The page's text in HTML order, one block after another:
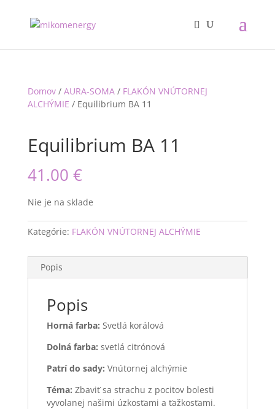
Domov/ AURA-SOMA/ FLAKÓN VNÚTORNEJ
ALCHÝMIE / Equilibrium BA 11
Equilibrium BA 11
41.00 €
Nie je na sklade
Kategórie: FLAKÓN VNÚTORNEJ ALCHÝMIE
Popis
Popis
Horná farba: Svetlá korálová
Dolná farba: svetlá citrónová
Patrí do sady: Vnútornej alchýmie
Téma: Zbaviť sa strachu z pocitov bolesti
vyvolanej našimi úzkosťami a ťažkosťami.